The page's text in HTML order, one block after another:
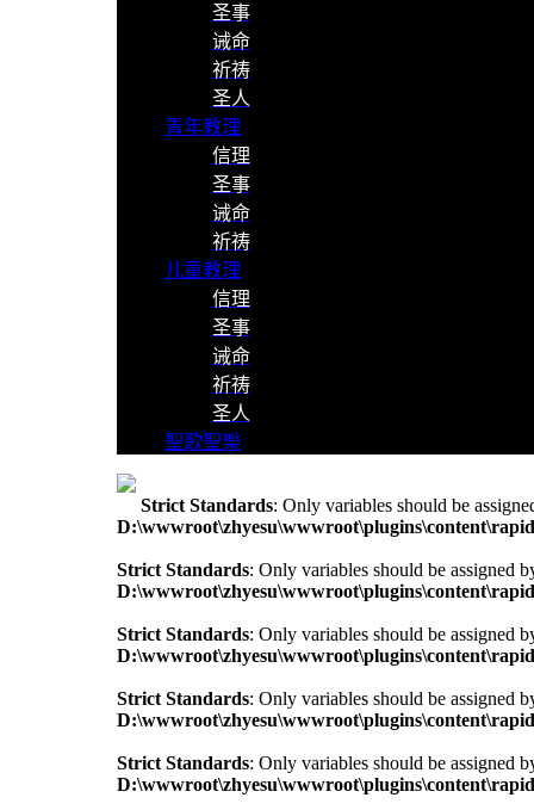
圣事
诫命
祈祷
圣人
青年教理
信理
圣事
诫命
祈祷
儿童教理
信理
圣事
诫命
祈祷
圣人
聖歌聖樂
Strict Standards: Only variables should be
Strict Standards: Only variables should be assigned
Strict Standards: Only variables should be assigned
Strict Standards: Only variables should be assigned
Strict Standards: Only variables should be assigned